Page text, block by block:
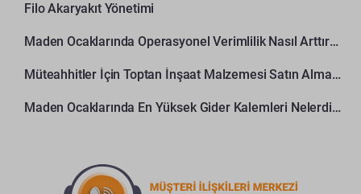
Filo Akaryakıt Yönetimi
Maden Ocaklarında Operasyonel Verimlilik Nasıl Arttırılır?
Müteahhitler İçin Toptan İnşaat Malzemesi Satın Alma Rehberi
Maden Ocaklarında En Yüksek Gider Kalemleri Nelerdir?